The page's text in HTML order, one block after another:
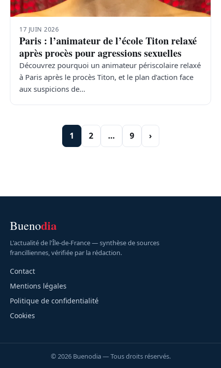
17 JUIN 2026
Paris : l’animateur de l’école Titon relaxé
après procès pour agressions sexuelles
Découvrez pourquoi un animateur périscolaire relaxé
à Paris après le procès Titon, et le plan d’action face
aux suspicions de…
1 2 … 9 ›
Buenodia
L'actualité de l'Île-de-France — synthèse de sources
francilliennes, vérifiée par la rédaction.
Contact
Mentions légales
Politique de confidentialité
Cookies
© 2026 Buenodia — Tous droits réservés.